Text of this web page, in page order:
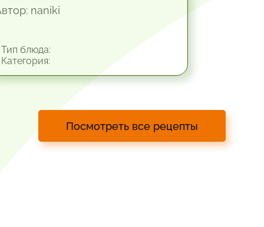
naniki
блюда:
Посмотреть все рецепты